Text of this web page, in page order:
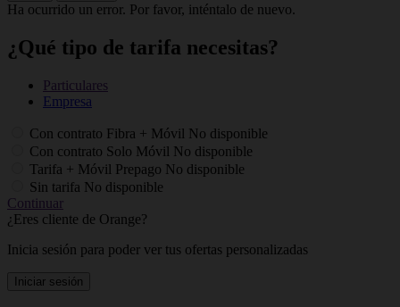
Ha ocurrido un error. Por favor, inténtalo de nuevo.
¿Qué tipo de tarifa necesitas?
Particulares
Empresa
Con contrato Fibra + Móvil No disponible
Con contrato Solo Móvil No disponible
Tarifa + Móvil Prepago No disponible
Sin tarifa No disponible
Continuar
¿Eres cliente de Orange?
Inicia sesión para poder ver tus ofertas personalizadas
Iniciar sesión